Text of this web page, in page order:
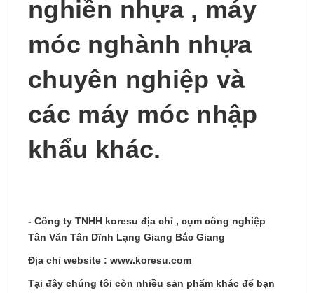
nghiền nhựa , máy
móc nghành nhựa
chuyên nghiệp và
các máy móc nhập
khẩu khác.
- Công ty TNHH koresu địa chỉ , cụm công nghiệp
Tân Văn Tân Dĩnh Lạng Giang Bắc Giang
Địa chỉ website : www.koresu.com
Tại đây chúng tôi còn nhiều sản phẩm khác để bạn